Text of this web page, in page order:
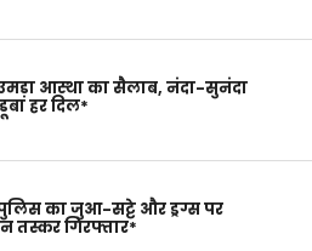
आस्था का सैलाब, नंदा-सुनंदा
हर दिल*
का जुआ-सट्टे और ड्रग्स पर
तस्कर गिरफ्तार*